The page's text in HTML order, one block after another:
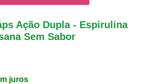
Ação Dupla - Espirulina
Sem Sabor
juros